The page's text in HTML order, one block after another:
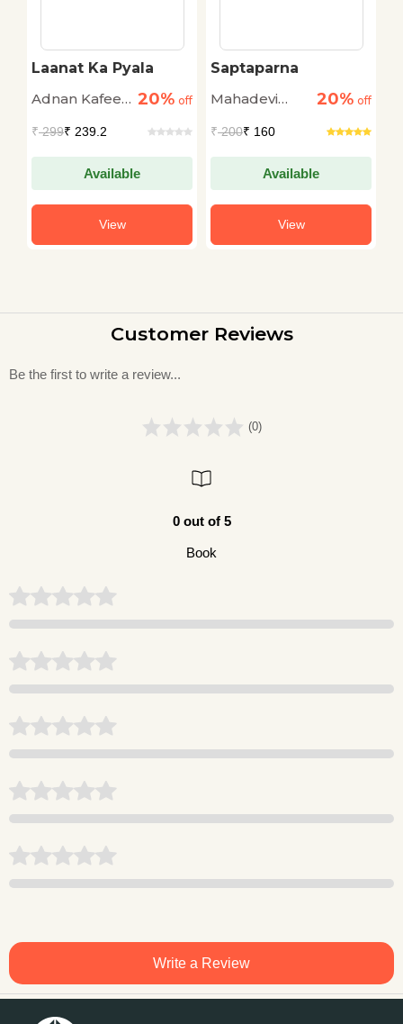
Laanat Ka Pyala
Adnan Kafeel
20% off
₹299₹ 239.2
Available
View
Saptaparna
Mahadevi
20% off
₹200₹ 160
Available
View
Customer Reviews
Be the first to write a review...
(0)
0 out of 5
Book
Write a Review